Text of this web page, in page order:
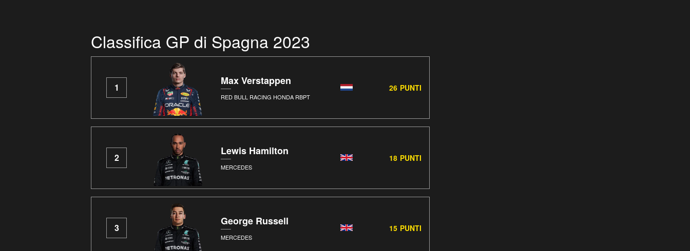
Classifica GP di Spagna 2023
1
Max Verstappen
RED BULL RACING HONDA RBPT
26 PUNTI
2
Lewis Hamilton
MERCEDES
18 PUNTI
3
George Russell
MERCEDES
15 PUNTI